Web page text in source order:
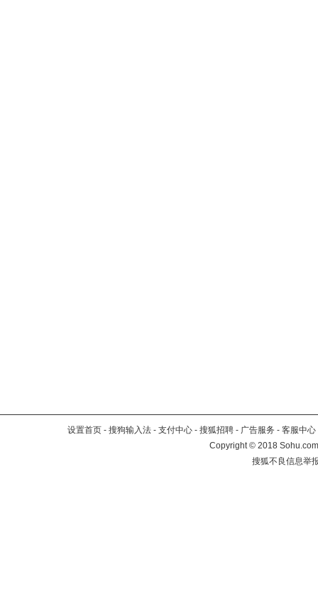
设置首页 - 搜狗输入法 - 支付中心 - 搜狐招聘 - 广告服务 - 客服中心
Copyright©2018
搜狐不良信息举